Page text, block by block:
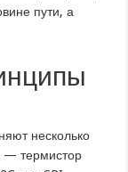
пути, а
несколько
— термистор